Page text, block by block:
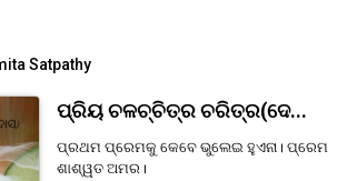
Satpathy
ପ୍ରିୟ ଚଳଚ୍ଚିତ୍ର ଚରିତ୍ର(ଦେ...
ପ୍ରଥମ ପ୍ରେମକୁ କେବେ ଭୁଲେଇ ହୁଏନା। ପ୍ରେମ
ଶାଶ୍ୱତ ଅମର।